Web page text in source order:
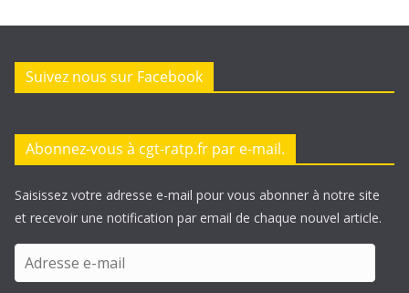
Suivez nous sur Facebook
Abonnez-vous à cgt-ratp.fr par e-mail.
Saisissez votre adresse e-mail pour vous abonner à notre site
et recevoir une notification par email de chaque nouvel article.
d